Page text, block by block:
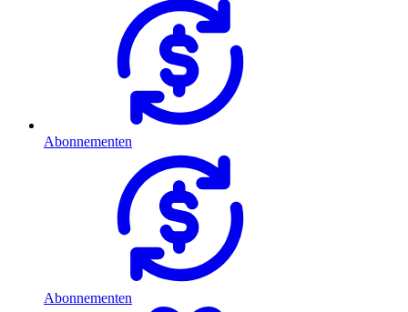
Abonnementen
Abonnementen